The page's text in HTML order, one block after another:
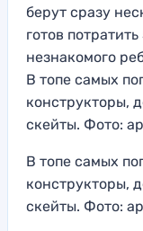
берут сразу
готов
незнакомого
В топе самых
конструкторы,
скейты. Фото:
В топе самых
конструкторы,
скейты. Фото: